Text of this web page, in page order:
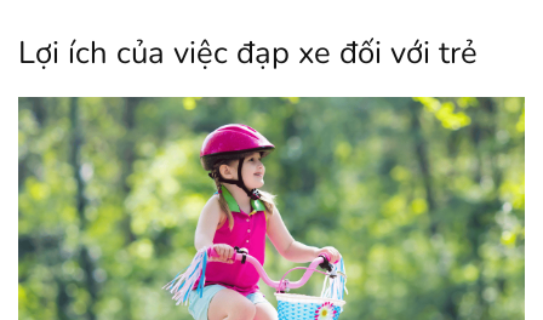
Lợi ích của việc đạp xe đối với trẻ